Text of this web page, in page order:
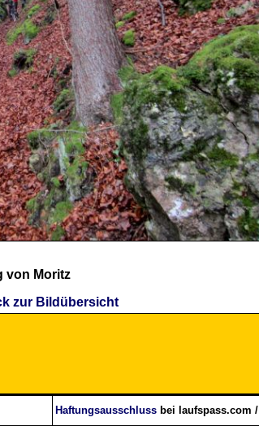
von Moritz
zur Bildübersicht
Haftungsausschluss bei laufspass.com /